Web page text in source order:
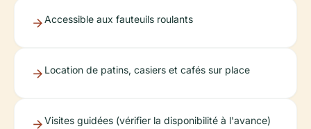
Accessible aux fauteuils roulants
Location de patins, casiers et cafés sur place
Visites guidées (vérifier la disponibilité à l'avance)